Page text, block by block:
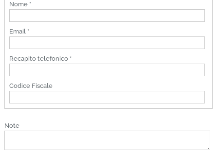
Nome *
Email *
Recapito telefonico *
Codice Fiscale
Note